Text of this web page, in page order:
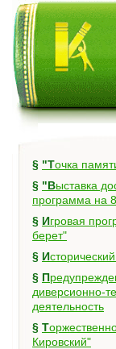
§
"Точка
§ "Выставка достижений: Кировский": культурная
программа на
§ Игровая программа "Парашют, тельняшка, голубой
берет"
§
§ Предупреждение вовлечения несовершеннолетних в
диверсионно-
деятельность
§ Торжественное открытие "Выставки достижений:
Кировский"